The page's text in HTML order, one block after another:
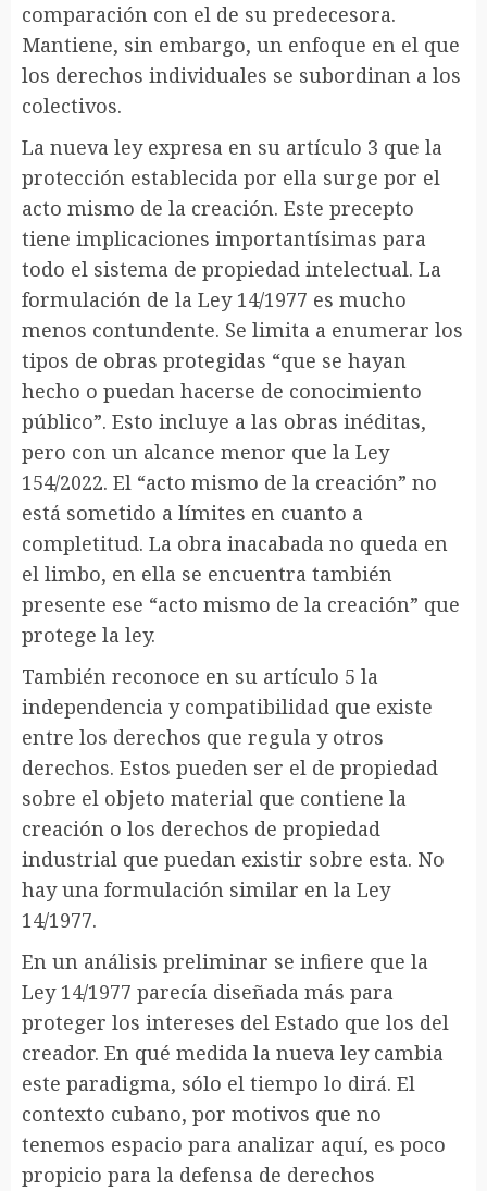
comparación con el de su predecesora.
Mantiene, sin embargo, un enfoque en el que
los derechos individuales se subordinan a los
colectivos.
La nueva ley expresa en su artículo 3 que la
protección establecida por ella surge por el
acto mismo de la creación. Este precepto
tiene implicaciones importantísimas para
todo el sistema de propiedad intelectual. La
formulación de la Ley 14/1977 es mucho
menos contundente. Se limita a enumerar los
tipos de obras protegidas “que se hayan
hecho o puedan hacerse de conocimiento
público”. Esto incluye a las obras inéditas,
pero con un alcance menor que la Ley
154/2022. El “acto mismo de la creación” no
está sometido a límites en cuanto a
completitud. La obra inacabada no queda en
el limbo, en ella se encuentra también
presente ese “acto mismo de la creación” que
protege la ley.
También reconoce en su artículo 5 la
independencia y compatibilidad que existe
entre los derechos que regula y otros
derechos. Estos pueden ser el de propiedad
sobre el objeto material que contiene la
creación o los derechos de propiedad
industrial que puedan existir sobre esta. No
hay una formulación similar en la Ley
14/1977.
En un análisis preliminar se infiere que la
Ley 14/1977 parecía diseñada más para
proteger los intereses del Estado que los del
creador. En qué medida la nueva ley cambia
este paradigma, sólo el tiempo lo dirá. El
contexto cubano, por motivos que no
tenemos espacio para analizar aquí, es poco
propicio para la defensa de derechos